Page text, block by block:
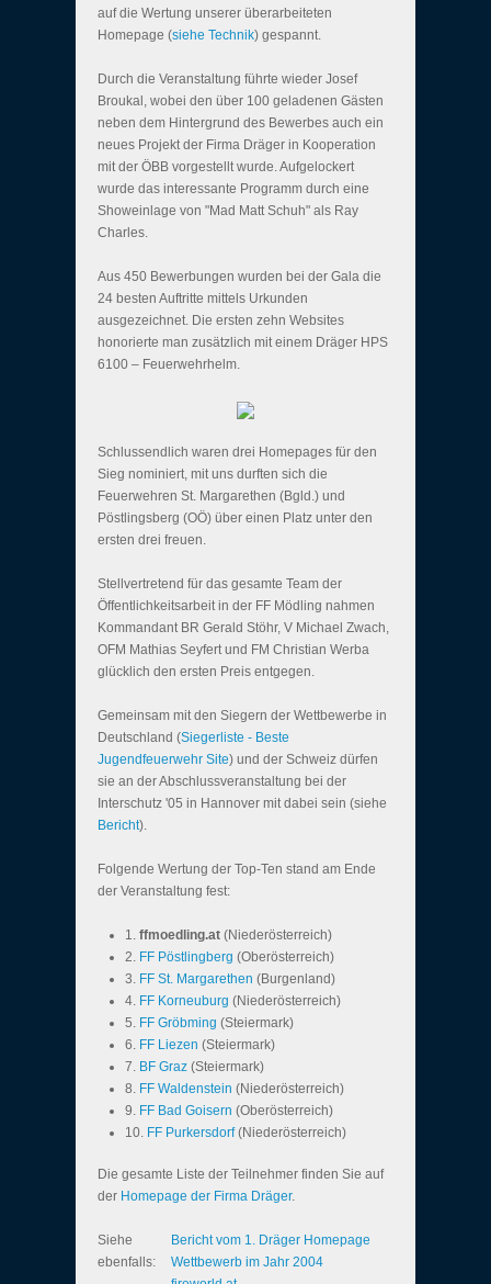
auf die Wertung unserer überarbeiteten
Homepage (siehe Technik) gespannt.
Durch die Veranstaltung führte wieder Josef
Broukal, wobei den über 100 geladenen Gästen
neben dem Hintergrund des Bewerbes auch ein
neues Projekt der Firma Dräger in Kooperation
mit der ÖBB vorgestellt wurde. Aufgelockert
wurde das interessante Programm durch eine
Showeinlage von "Mad Matt Schuh" als Ray
Charles.
Aus 450 Bewerbungen wurden bei der Gala die
24 besten Auftritte mittels Urkunden
ausgezeichnet. Die ersten zehn Websites
honorierte man zusätzlich mit einem Dräger HPS
6100 – Feuerwehrhelm.
Schlussendlich waren drei Homepages für den
Sieg nominiert, mit uns durften sich die
Feuerwehren St. Margarethen (Bgld.) und
Pöstlingsberg (OÖ) über einen Platz unter den
ersten drei freuen.
Stellvertretend für das gesamte Team der
Öffentlichkeitsarbeit in der FF Mödling nahmen
Kommandant BR Gerald Stöhr, V Michael Zwach,
OFM Mathias Seyfert und FM Christian Werba
glücklich den ersten Preis entgegen.
Gemeinsam mit den Siegern der Wettbewerbe in
Deutschland (Siegerliste - Beste
Jugendfeuerwehr Site) und der Schweiz dürfen
sie an der Abschlussveranstaltung bei der
Interschutz '05 in Hannover mit dabei sein (siehe
Bericht).
Folgende Wertung der Top-Ten stand am Ende
der Veranstaltung fest:
1. ffmoedling.at (Niederösterreich)
2. FF Pöstlingberg (Oberösterreich)
3. FF St. Margarethen (Burgenland)
4. FF Korneuburg (Niederösterreich)
5. FF Gröbming (Steiermark)
6. FF Liezen (Steiermark)
7. BF Graz (Steiermark)
8. FF Waldenstein (Niederösterreich)
9. FF Bad Goisern (Oberösterreich)
10. FF Purkersdorf(Niederösterreich)
Die gesamte Liste der Teilnehmer finden Sie auf
der Homepage der Firma Dräger.
Siehe
ebenfalls:
Bericht vom 1. Dräger Homepage
Wettbewerb im Jahr 2004